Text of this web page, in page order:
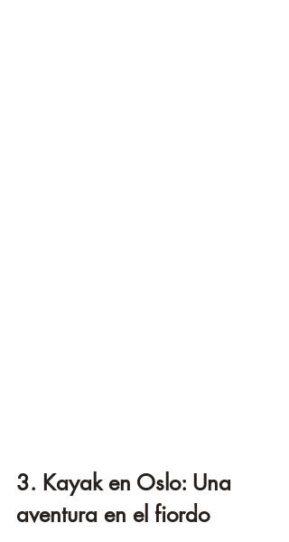
3. Kayak en Oslo: Una
aventura en el fiordo